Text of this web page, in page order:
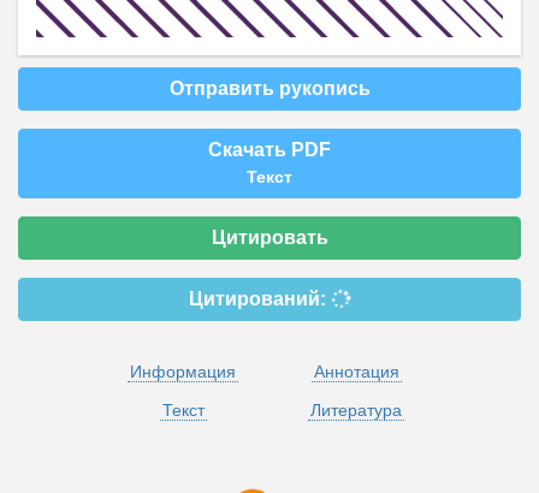
Отправить рукопись
Скачать PDF
Текст
Цитировать
Цитирований:
Информация
Аннотация
Текст
Литература